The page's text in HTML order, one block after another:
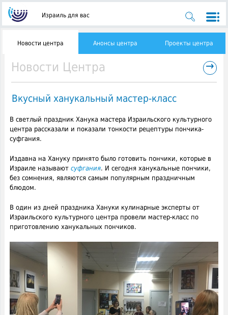
Израиль для вас
Новости центра Анонсы центра Проекты центра
Новости Центра →
Вкусный ханукальный мастер-класс
В светлый праздник Ханука мастера Израильского культурного
центра рассказали и показали тонкости рецептуры пончика-
суфгания.
Издавна на Хануку принято было готовить пончики, которые в
Израиле называют суфгания. И сегодня ханукальные пончики,
без сомнения, являются самым популярным праздничным
блюдом.
В один из дней праздника Хануки кулинарные эксперты от
Израильского культурного центра провели мастер-класс по
приготовлению ханукальных пончиков.